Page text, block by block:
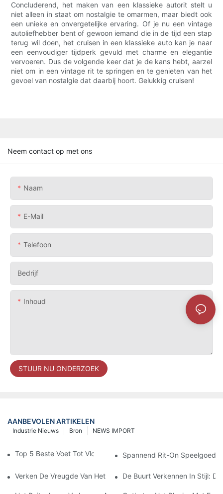
Concluderend, het maken van een klassieke autorit stelt u
niet alleen in staat om nostalgie te omarmen, maar biedt ook
een unieke en onvergetelijke ervaring. Of je nu een vintage
autoliefhebber bent of gewoon iemand die in de tijd een stap
terug wil doen, het cruisen in een klassieke auto kan je naar
een eenvoudiger tijdperk gevuld met charme en elegantie
vervoeren. Dus de volgende keer dat je de kans hebt, aarzel
niet om in een vintage rit te springen en te genieten van het
gevoel van nostalgie dat daarbij hoort. Gelukkig cruisen!
Neem contact op met ons
Naam
E-Mail
Telefoon
Bedrijf
Inhoud
STUUR NU ONDERZOEK
AANBEVOLEN ARTIKELEN
NEWS IMPORT
Bron
Industrie Nieuws
Top 5 Beste Voet Tot Vloer Duwauto's Voor Peuters
Spannend Rit-On Speelgoed:
Verken De Vreugde Van Het Rijden Met Een Voet Tot Vloerauto
De Buurt Verkennen In Stijl: